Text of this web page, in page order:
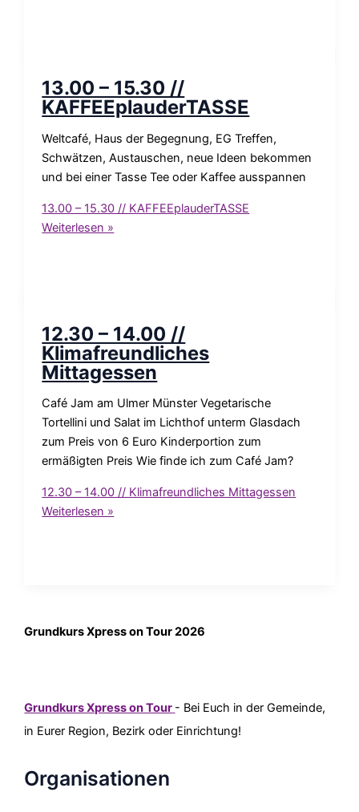
13.00 – 15.30 //
KAFFEEplauderTASSE
Weltcafé, Haus der Begegnung, EG Treffen,
Schwätzen, Austauschen, neue Ideen bekommen
und bei einer Tasse Tee oder Kaffee ausspannen
13.00 – 15.30 // KAFFEEplauderTASSE
Weiterlesen »
12.30 – 14.00 //
Klimafreundliches
Mittagessen
Café Jam am Ulmer Münster Vegetarische
Tortellini und Salat im Lichthof unterm Glasdach
zum Preis von 6 Euro Kinderportion zum
ermäßigten Preis Wie finde ich zum Café Jam?
12.30 – 14.00 // Klimafreundliches Mittagessen
Weiterlesen »
Grundkurs Xpress on Tour 2026
Grundkurs Xpress on Tour - Bei Euch in der Gemeinde,
in Eurer Region, Bezirk oder Einrichtung!
Organisationen